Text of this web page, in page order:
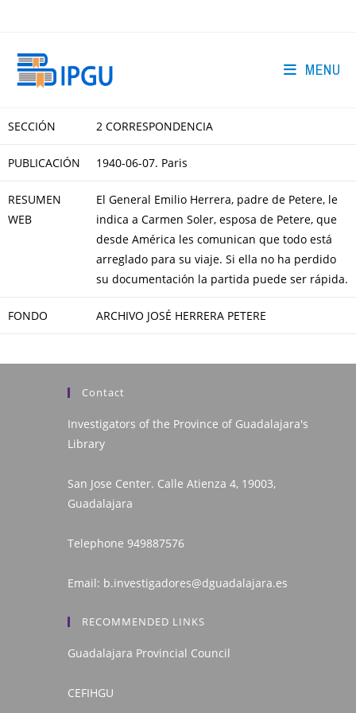
MENU
SECCIÓN 2 CORRESPONDENCIA
PUBLICACIÓN 1940-06-07. Paris
RESUMEN
WEB
El General Emilio Herrera, padre de Petere, le
indica a Carmen Soler, esposa de Petere, que
desde América les comunican que todo está
arreglado para su viaje. Si ella no ha perdido
su documentación la partida puede ser rápida.
FONDO ARCHIVO JOSÉ HERRERA PETERE
Contact
Investigators of the Province of Guadalajara's
Library
San Jose Center. Calle Atienza 4, 19003,
Guadalajara
Telephone 949887576
Email: b.investigadores@dguadalajara.es
RECOMMENDED LINKS
Guadalajara Provincial Council
CEFIHGU